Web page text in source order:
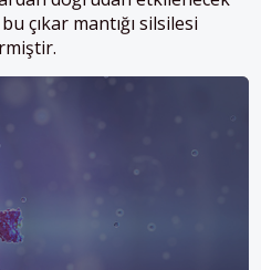
çıkar mantığı silsilesi